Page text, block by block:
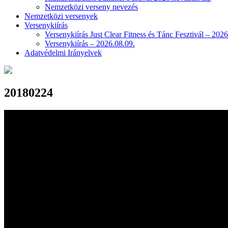
Nemzetközi verseny nevezés
Nemzetközi versenyek
Versenykiírás
Versenykiírás Just Clear Fitness és Tánc Fesztivál –
Versenykiírás – 2026.08.09.
Adatvédelmi Irányelvek
20180224